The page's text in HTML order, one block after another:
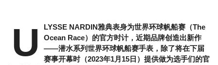
U
LYSSE NARDIN雅典表身为世界环球帆船赛（The
Ocean Race）的官方时计，近期品牌创造出新作
——潜水系列世界环球帆船赛手表，除了将在下届
赛事开幕时（2023年1月15日）提供做为选手们的官